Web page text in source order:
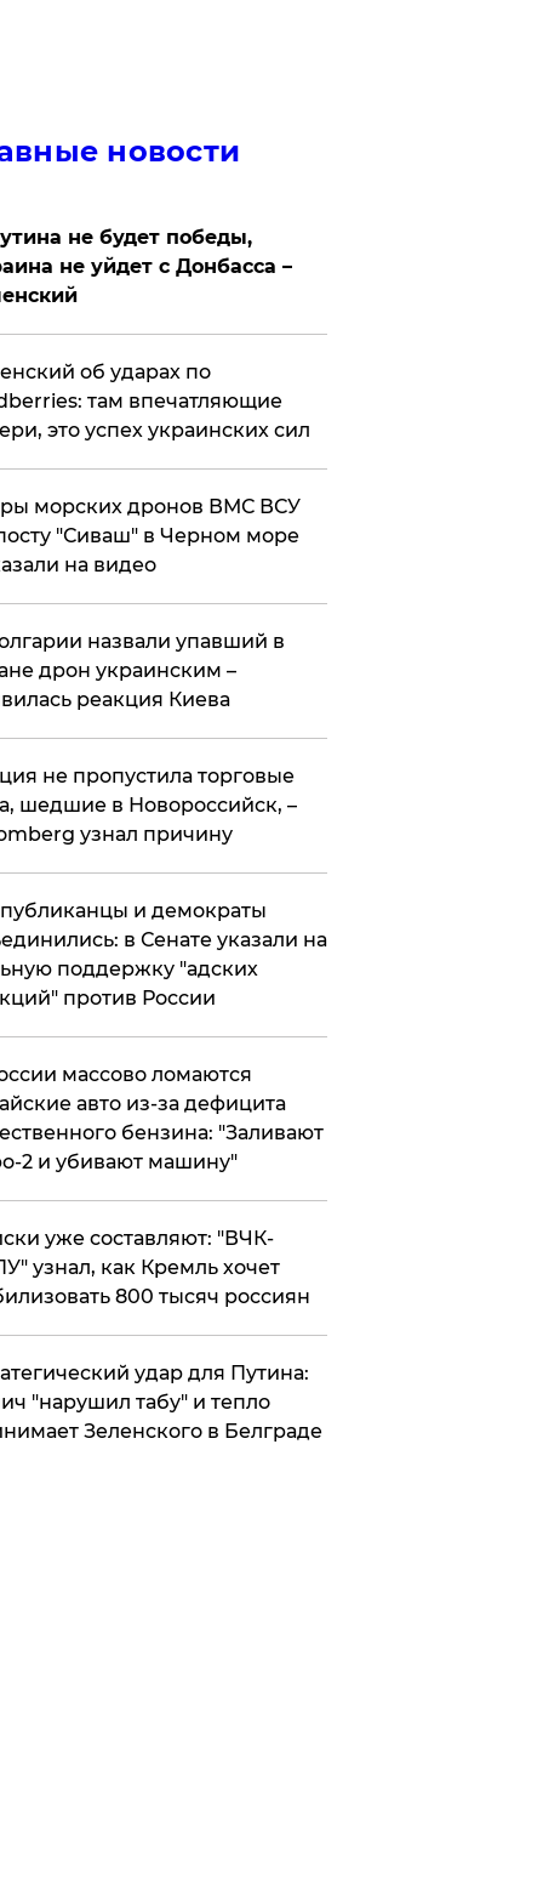
новости
не будет победы,
не уйдет с Донбасса –
об ударах по
там впечатляющие
это успех украинских сил
морских дронов ВМС ВСУ
"Сиваш" в Черном море
на видео
назвали упавший в
дрон украинским –
реакция Киева
не пропустила торговые
шедшие в Новороссийск, –
узнал причину
и демократы
в Сенате указали на
поддержку "адских
против России
массово ломаются
авто из-за дефицита
бензина: "Заливают
2 и убивают машину"
уже составляют: "ВЧК-
узнал, как Кремль хочет
800 тысяч россиян
удар для Путина:
"нарушил табу" и тепло
Зеленского в Белграде